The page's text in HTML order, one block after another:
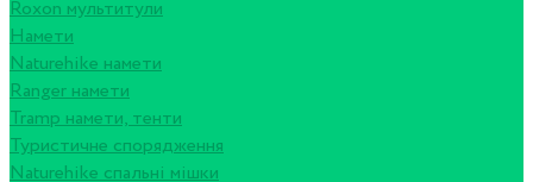
Roxon мультитули
Намети
Naturehike намети
Ranger намети
Tramp намети, тенти
Туристичне спорядження
Naturehike спальні мішки